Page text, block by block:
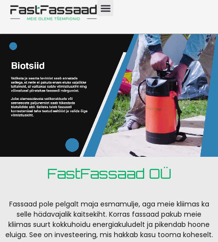
FastFassaad OÜ
Fassaad pole pelgalt maja esmamulje, aga meie kliimas ka
selle hädavajalik kaitsekiht. Korras fassaad pakub meie
kliimas suurt kokkuhoidu energiakuludelt ja pikendab hoone
eluiga. See on investeering, mis hakkab kasu tooma koheselt.